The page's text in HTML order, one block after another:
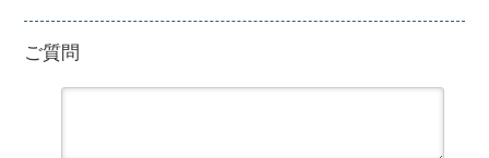
ご質問